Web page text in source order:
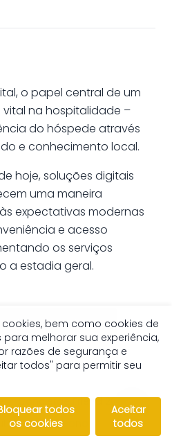
o papel central de um
na hospitalidade –
do hóspede através
e conhecimento local.
hoje, soluções digitais
uma maneira
expectativas modernas
e acesso
os serviços
a estadia geral.
Concierge
Concierge Friend 2026 ©
em carbono
bem como cookies de
melhorar sua experiência,
razões de segurança e
todos" para permitir seu
todos
os cookies
Aceitar
todos